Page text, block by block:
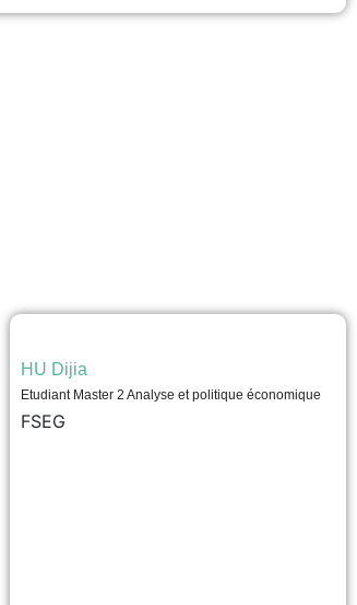
HU Dijia
Etudiant Master 2 Analyse et politique économique
FSEG